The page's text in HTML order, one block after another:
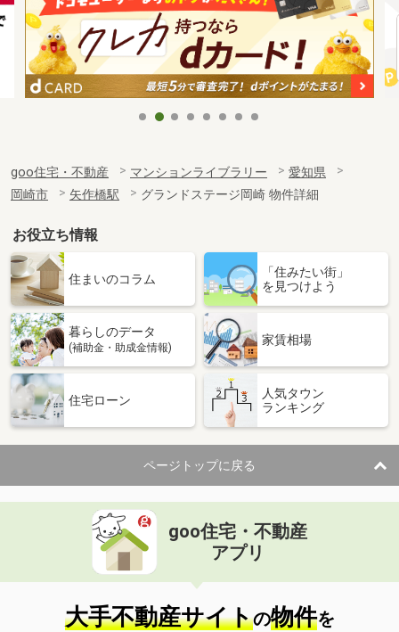
goo住宅・不動産 マンションライブラリー
愛知県
岡崎市
矢作橋駅 グランドステージ岡崎 物件詳細
お役立ち情報
住まいのコラム
「住みたい街」
を見つけよう
暮らしのデータ
(補助金・助成金情報)
家賃相場
住宅ローン
人気タウン
ランキング
ページトップに戻る
goo住宅・不動産
アプリ
大手不動産サイトの物件を